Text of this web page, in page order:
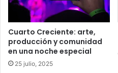
Cuarto Creciente: arte,
producción y comunidad
en una noche especial
25 julio, 2025